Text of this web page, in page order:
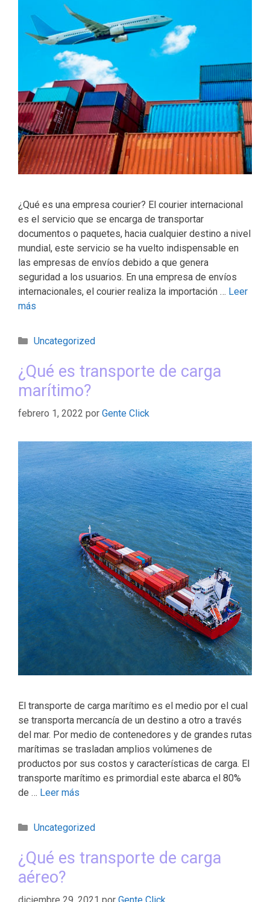
¿Qué es una empresa courier? El courier internacional
es el servicio que se encarga de transportar
documentos o paquetes, hacia cualquier destino a nivel
mundial, este servicio se ha vuelto indispensable en
las empresas de envíos debido a que genera
seguridad a los usuarios. En una empresa de envíos
internacionales, el courier realiza la importación … Leer
más
Uncategorized
¿Qué es transporte de carga
marítimo?
febrero 1, 2022 por Gente Click
El transporte de carga marítimo es el medio por el cual
se transporta mercancía de un destino a otro a través
del mar. Por medio de contenedores y de grandes rutas
marítimas se trasladan amplios volúmenes de
productos por sus costos y características de carga. El
transporte marítimo es primordial este abarca el 80%
de … Leer más
Uncategorized
¿Qué es transporte de carga
aéreo?